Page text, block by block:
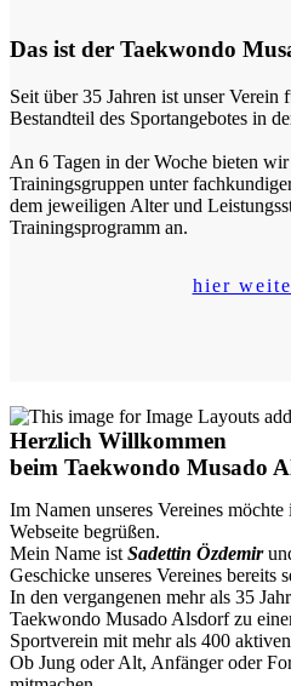
Das ist der Taekwondo
Seit über 35 Jahren ist unser
Bestandteil des Sportangebotes in
An 6 Tagen in der Woche bieten
Trainingsgruppen unter
dem jeweiligen Alter und
Trainingsprogramm an.
hier
Herzlich Willkommen
beim Taekwondo Musado
Im Namen unseres Vereines
Webseite begrüßen.
Mein Name ist Sadettin Özdemir
Geschicke unseres Vereines bereits
In den vergangenen mehr als 35
Taekwondo Musado Alsdorf zu
Sportverein mit mehr als 400
Ob Jung oder Alt, Anfänger oder